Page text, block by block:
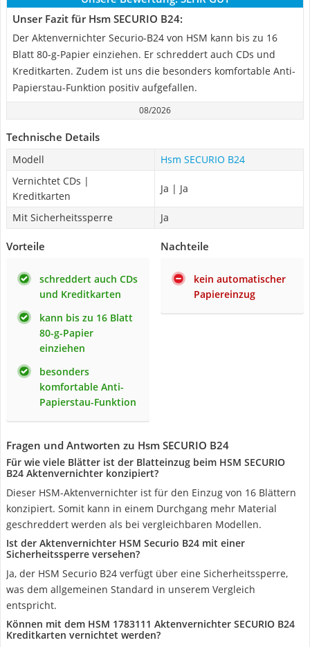
Unser Fazit für Hsm SECURIO B24:
Der Aktenvernichter Securio-B24 von HSM kann bis zu 16
Blatt 80-g-Papier einziehen. Er schreddert auch CDs und
Kreditkarten. Zudem ist uns die besonders komfortable Anti-
Papierstau-Funktion positiv aufgefallen.
08/2026
Technische Details
Modell
Hsm SECURIO B24
Vernichtet CDs |
Kreditkarten
Ja | Ja
Mit Sicherheitssperre Ja
Vorteile
schreddert auch CDs
und Kreditkarten
kann bis zu 16 Blatt
80-g-Papier
einziehen
besonders
komfortable Anti-
Papierstau-Funktion
Nachteile
kein automatischer
Papiereinzug
Fragen und Antworten zu Hsm SECURIO B24
Für wie viele Blätter ist der Blatteinzug beim HSM SECURIO
B24 Aktenvernichter konzipiert?
Dieser HSM-Aktenvernichter ist für den Einzug von 16 Blättern
konzipiert. Somit kann in einem Durchgang mehr Material
geschreddert werden als bei vergleichbaren Modellen.
Ist der Aktenvernichter HSM Securio B24 mit einer
Sicherheitssperre versehen?
Ja, der HSM Securio B24 verfügt über eine Sicherheitssperre,
was dem allgemeinen Standard in unserem Vergleich
entspricht.
Können mit dem HSM 1783111 Aktenvernichter SECURIO B24
Kreditkarten vernichtet werden?